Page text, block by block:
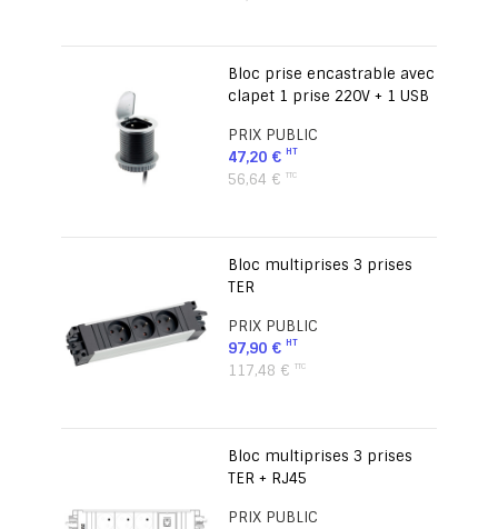
Bloc prise encastrable avec
clapet 1 prise 220V + 1 USB
PRIX PUBLIC
47,20 €
56,64 €
Bloc multiprises 3 prises
TER
PRIX PUBLIC
97,90 €
117,48 €
Bloc multiprises 3 prises
TER + RJ45
PRIX PUBLIC